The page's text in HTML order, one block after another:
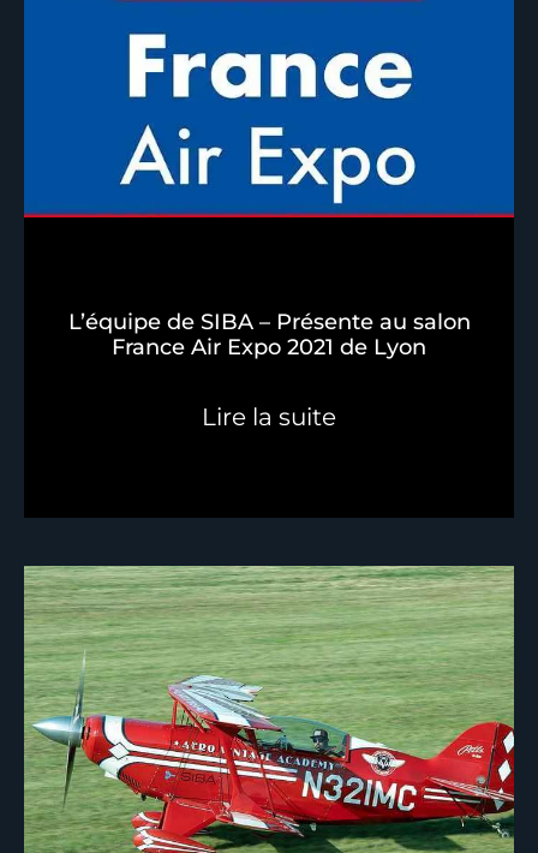
L’équipe de SIBA – Présente au salon
France Air Expo 2021 de Lyon
Lire la suite